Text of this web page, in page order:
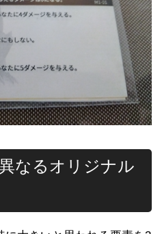
なるオリジナル